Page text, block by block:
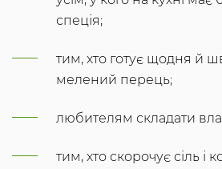
спеція;
тим, хто готує щодня й
мелений перець;
любителям складати
тим, хто скорочує сіль і